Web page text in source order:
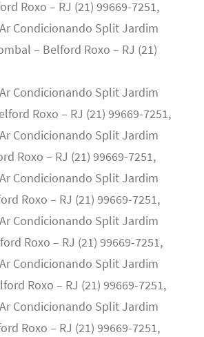
Roxo – RJ (21) 99669-7251,
Condicionando Split Jardim
– Belford Roxo – RJ (21)
Condicionando Split Jardim
Roxo – RJ (21) 99669-7251,
Condicionando Split Jardim
Roxo – RJ (21) 99669-7251,
Condicionando Split Jardim
Roxo – RJ (21) 99669-7251,
Condicionando Split Jardim
Roxo – RJ (21) 99669-7251,
Condicionando Split Jardim
Roxo – RJ (21) 99669-7251,
Condicionando Split Jardim
Roxo – RJ (21) 99669-7251,